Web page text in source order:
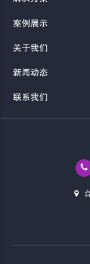
案例展示
关于我们
新闻动态
联系我们